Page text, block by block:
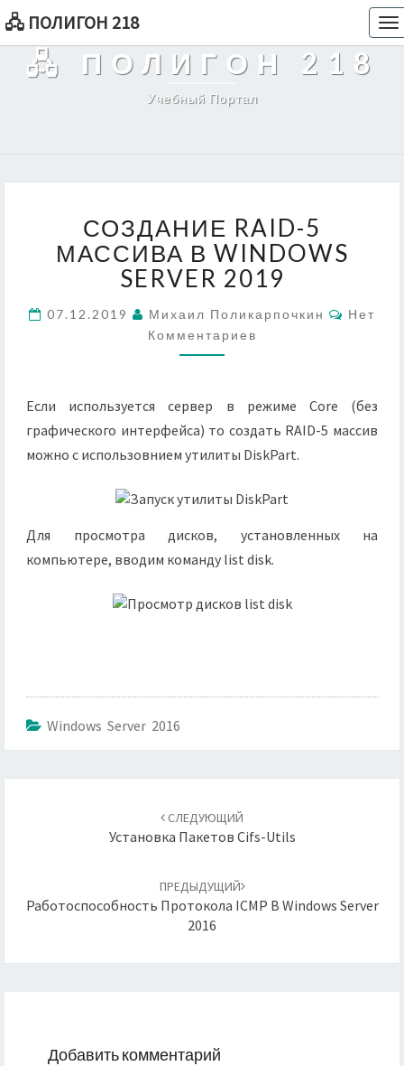
🖧 ПОЛИГОН 218
🖧 ПОЛИГОН 218
Учебный Портал
RAID-
5
МАССИВА
В
WINDOWS
2019
СОЗДАНИЕ RAID-5
МАССИВА В WINDOWS
SERVER 2019
07.12.2019 Михаил Поликарпочкин
Нет
Комментариев
Если используется сервер в режиме Core (без
графического интерфейса) то создать RAID-5 массив
можно с использовнием утилиты DiskPart.
Для просмотра дисков, установленных на
компьютере, вводим команду list disk.
Windows Server 2016
СЛЕДУЮЩИЙ
Установка Пакетов Cifs-Utils
ПРЕДЫДУЩИЙ
Работоспособность Протокола ICMP В Windows Server
2016
Добавить комментарий